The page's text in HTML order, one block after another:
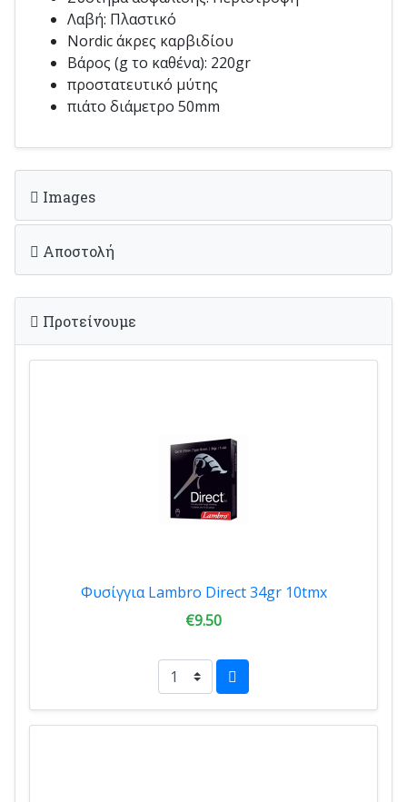
Λαβή: Πλαστικό
Nordic άκρες καρβιδίου
Βάρος (g το καθένα): 220gr
προστατευτικό μύτης
πιάτο διάμετρο 50mm
Images
Αποστολή
Προτείνουμε
Φυσίγγια Lambro Direct 34gr 10tmx
€9.50